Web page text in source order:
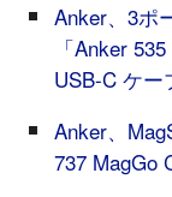
Anker、3ポ
「Anker
USB-C ケー
Anker、
737 MagGo